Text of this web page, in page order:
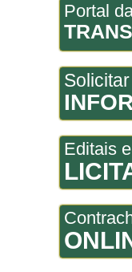
Portal
Solicitar
Editais